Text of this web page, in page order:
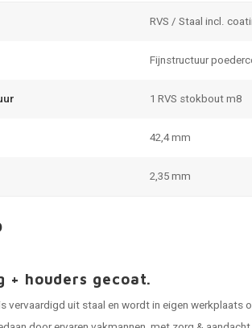
RVS / Staal incl.
Fijnstructuur
1 RVS stokbout m8
42,4 mm
2,35 mm
+ houders gecoat.
vervaardigd uit staal en wordt in eigen werkplaats